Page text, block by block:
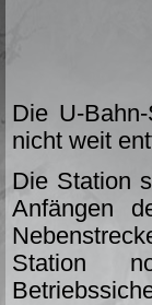
Die U-
nicht weit
Die Station
Anfängen
Station